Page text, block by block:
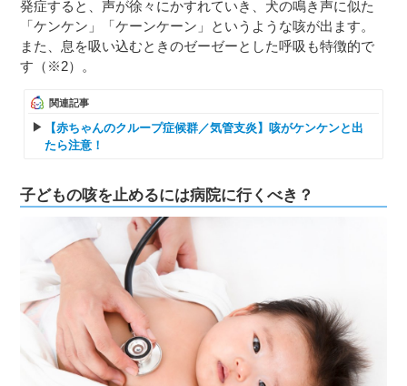
発症すると、声が徐々にかすれていき、犬の鳴き声に似た
「ケンケン」「ケーンケーン」というような咳が出ます。
また、息を吸い込むときのゼーゼーとした呼吸も特徴的で
す（※2）。
関連記事
【赤ちゃんのクループ症候群／気管支炎】咳がケンケンと出
たら注意！
子どもの咳を止めるには病院に行くべき？